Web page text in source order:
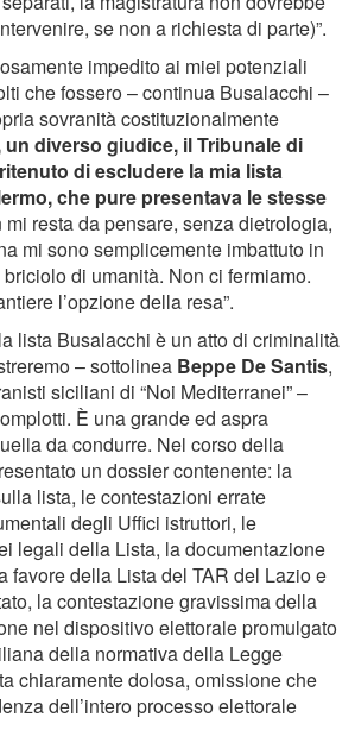
se non a richiesta di parte)”.
impedito ai miei potenziali
che fossero – continua Busalacchi –
sovranità costituzionalmente
un diverso giudice, il Tribunale di
di escludere la mia lista
che pure presentava le stesse
mi resta da pensare, senza dietrologia,
mi sono semplicemente imbattuto in
di umanità. Non ci fermiamo.
l’opzione della resa”.
lista Busalacchi è un atto di criminalità
– sottolinea Beppe De Santis,
siciliani di “Noi Mediterranei” –
È una grande ed aspra
da condurre. Nel corso della
un dossier contenente: la
lista, le contestazioni errate
degli Uffici istruttori, le
legali della Lista, la documentazione
favore della Lista del TAR del Lazio e
la contestazione gravissima della
nel dispositivo elettorale promulgato
della normativa della Legge
chiaramente dolosa, omissione che
dell’intero processo elettorale